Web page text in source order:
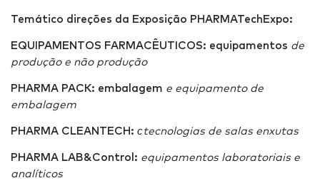
Temático direções da Exposição PHARMATechExpo:
EQUIPAMENTOS FARMACÊUTICOS: equipamentos de
produção e não produção
PHARMA PACK: embalagem e equipamento de
embalagem
PHARMA CLEANTECH: сtecnologias de salas enxutas
PHARMA LAB&Control : equipamentos laboratoriais e
analíticos